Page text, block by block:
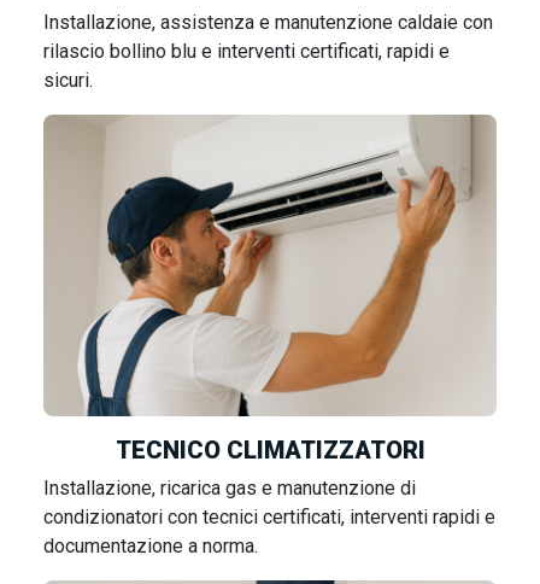
Installazione, assistenza e manutenzione caldaie con
rilascio bollino blu e interventi certificati, rapidi e
sicuri.
TECNICO CLIMATIZZATORI
Installazione, ricarica gas e manutenzione di
condizionatori con tecnici certificati, interventi rapidi e
documentazione a norma.